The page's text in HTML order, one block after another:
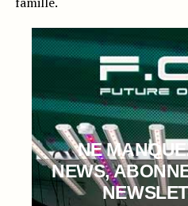
NE
NEWS,